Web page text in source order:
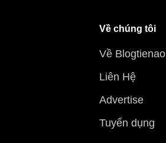
Về chúng tôi
Về Blogtienao
Liên Hệ
Advertise
Tuyển dụng